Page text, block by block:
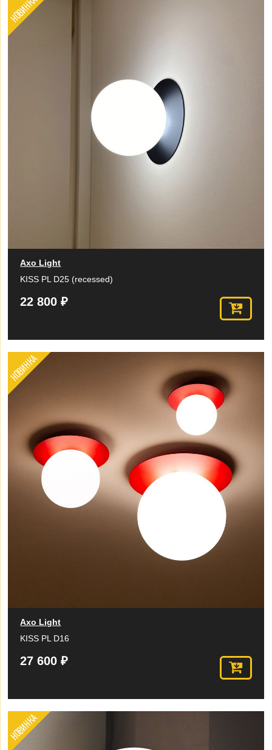
НОВИНКА
Axo Light
KISS PL D25 (recessed)
22 800 ₽
НОВИНКА
Axo Light
KISS PL D16
27 600 ₽
НОВИНКА